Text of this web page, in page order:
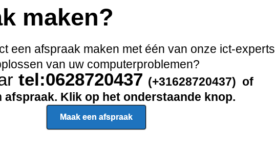
maken?
een afspraak maken met één van onze ict-experts
van uw computerproblemen?
tel:0628720437 (+31628720437) of
afspraak. Klik op het onderstaande knop.
Maak een afspraak